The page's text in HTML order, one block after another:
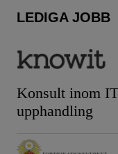
LEDIGA JOBB
Konsult inom
upphandling